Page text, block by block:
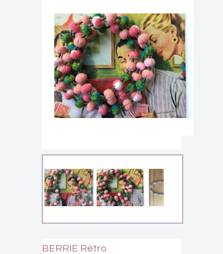
BERRIE Rétro